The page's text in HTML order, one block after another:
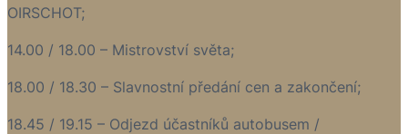
OIRSCHOT;
14.00 / 18.00 – Mistrovství světa;
18.00 / 18.30 – Slavnostní předání cen a zakončení;
18.45 / 19.15 – Odjezd účastníků autobusem /